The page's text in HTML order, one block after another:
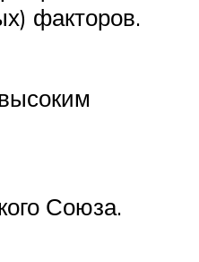
факторов.
Союза.